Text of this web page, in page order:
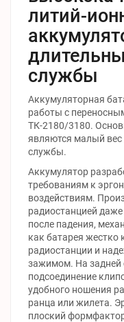
литий-
службы
Аккумуляторная
работы с
ТК-2180/3180.
являются малый
службы.
Аккумулятор
требованиям к
воздействиям.
радиостанцией
после падения,
как батарея жестко
радиостанции и
зажимом. На задней
подсоединение
удобного ношения
ранца или жилета.
плоский